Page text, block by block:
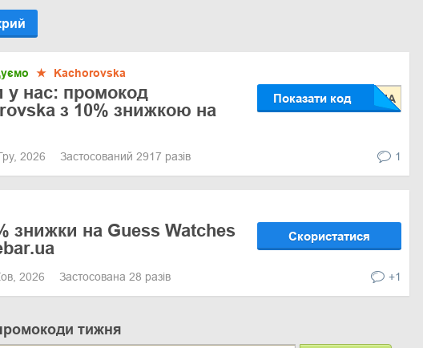
★ Kachorovska
у нас: промокод
з 10% знижкою на
Показати код
2026 Застосований 2917 разів 1
знижки на Guess Watches
Скористатися
2026 Застосована 28 разів +1
тижня